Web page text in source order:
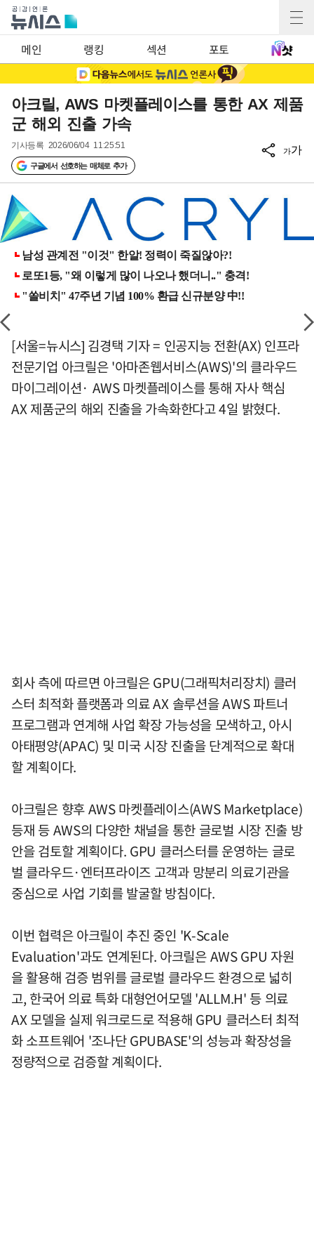
메인 랭킹 섹션 포토
아크릴, AWS 마켓플레이스를 통한 AX 제품
군 해외 진출 가속
기사등록 2026/06/04 11:25:51
구글에서 선호하는 매체로 추가
가가
[서울=뉴시스] 김경택 기자 = 인공지능 전환(AX) 인프라
전문기업 아크릴은 '아마존웹서비스(AWS)'의 클라우드
마이그레이션· AWS 마켓플레이스를 통해 자사 핵심
AX 제품군의 해외 진출을 가속화한다고 4일 밝혔다.
회사 측에 따르면 아크릴은 GPU(그래픽처리장치) 클러
스터 최적화 플랫폼과 의료 AX 솔루션을 AWS 파트너
프로그램과 연계해 사업 확장 가능성을 모색하고, 아시
아태평양(APAC) 및 미국 시장 진출을 단계적으로 확대
할 계획이다.
아크릴은 향후 AWS 마켓플레이스(AWS Marketplace)
등재 등 AWS의 다양한 채널을 통한 글로벌 시장 진출 방
안을 검토할 계획이다. GPU 클러스터를 운영하는 글로
벌 클라우드·엔터프라이즈 고객과 망분리 의료기관을
중심으로 사업 기회를 발굴할 방침이다.
이번 협력은 아크릴이 추진 중인 'K-Scale
Evaluation'과도 연계된다. 아크릴은 AWS GPU 자원
을 활용해 검증 범위를 글로벌 클라우드 환경으로 넓히
고, 한국어 의료 특화 대형언어모델 'ALLM.H' 등 의료
AX 모델을 실제 워크로드로 적용해 GPU 클러스터 최적
화 소프트웨어 '조나단 GPUBASE'의 성능과 확장성을
정량적으로 검증할 계획이다.